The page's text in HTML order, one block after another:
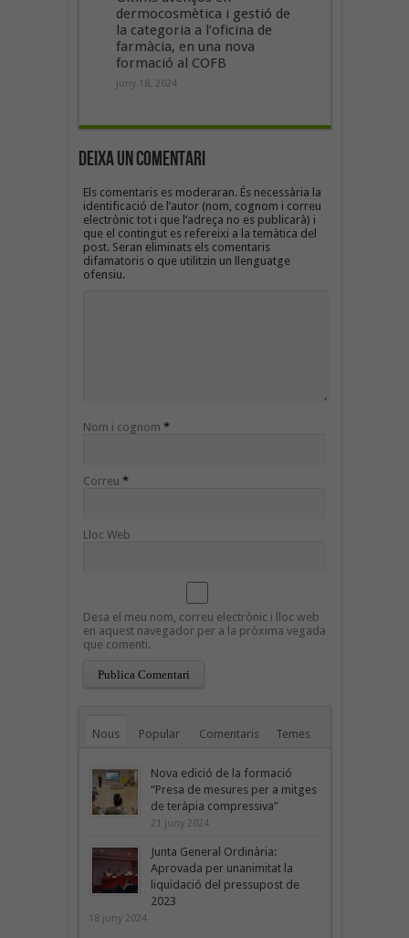
dermocosmètica i gestió de
la categoria a l’oficina de
farmàcia, en una nova
formació al COFB
juny 18, 2024
Deixa un Comentari
Els comentaris es moderaran. És necessària la
identificació de l’autor (nom, cognom i correu
electrònic tot i que l’adreça no es publicarà) i
que el contingut es refereixi a la temàtica del
post. Seran eliminats els comentaris
difamatoris o que utilitzin un llenguatge
ofensiu.
Nom i cognom *
Correu *
Lloc Web
Desa el meu nom, correu electrònic i lloc web
en aquest navegador per a la pròxima vegada
que comenti.
Nous Popular Comentaris Temes
Nova edició de la formació
“Presa de mesures per a mitges
de teràpia compressiva”
21 juny 2024
Junta General Ordinària:
Aprovada per unanimitat la
liquidació del pressupost de
2023
18 juny 2024